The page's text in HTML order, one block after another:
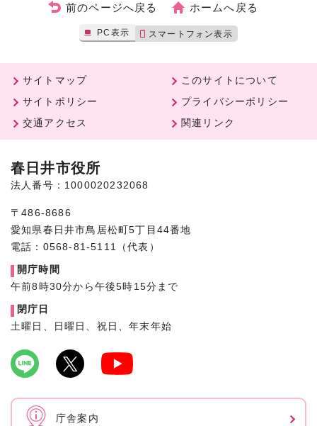
前のページへ戻る ホームへ戻る
PC表示 スマートフォン表示
サイトマップ
このサイトについて
サイトポリシー
プライバシーポリシー
交通アクセス
関連リンク
春日井市役所
法人番号：1000020232068
〒486-8686
愛知県春日井市鳥居松町5丁目44番地
電話：0568-81-5111（代表）
開庁時間
午前8時30分から午後5時15分まで
閉庁日
土曜日、日曜日、祝日、年末年始
庁舎案内